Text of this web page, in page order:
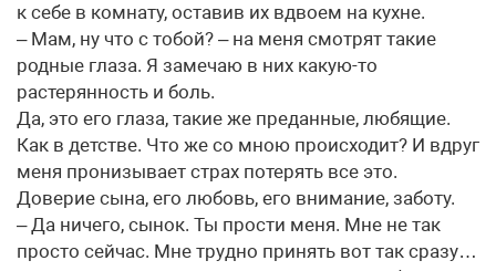
к себе в комнату, оставив их вдвоем на кухне.
– Мам, ну что с тобой? – на меня смотрят такие
родные глаза. Я замечаю в них какую-то
растерянность и боль.
Да, это его глаза, такие же преданные, любящие.
Как в детстве. Что же со мною происходит? И вдруг
меня пронизывает страх потерять все это.
Доверие сына, его любовь, его внимание, заботу.
– Да ничего, сынок. Ты прости меня. Мне не так
просто сейчас. Мне трудно принять вот так сразу…